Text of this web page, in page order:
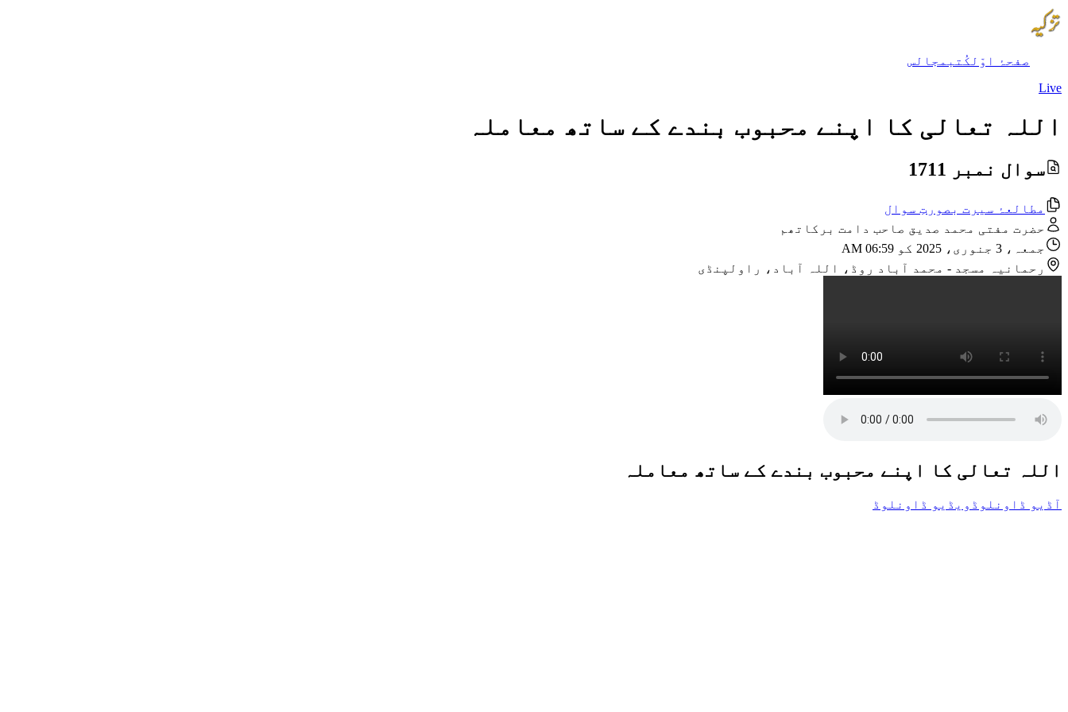
صفحۂ اوّل کُتب مجالس
Live
اللہ تعالی کا اپنے محبوب بندے کے ساتھ معاملہ
سوال نمبر 1711
مطالعۂ سیرت بصورتِ سوال
حضرت مفتی محمد صدیق صاحب دامت برکاتھم
جمعہ، 3 جنوری، 2025 کو 06:59 AM
رحمانیہ مسجد - محمد آباد روڈ، اللہ آباد، راولپنڈی
اللہ تعالی کا اپنے محبوب بندے کے ساتھ معاملہ
آڈیو ڈاونلوڈ ویڈیو ڈاونلوڈ